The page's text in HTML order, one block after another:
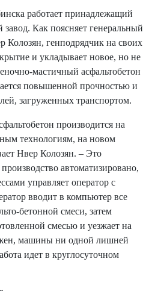
работает принадлежащий
Как поясняет генеральный
генподрядчик на своих
и укладывает новое, но не
мастичный асфальтобетон
повышенной прочностью и
загруженных транспортом.
производится на
технологиям, на новом
Нвер Колозян. – Это
автоматизировано,
управляет оператор с
вводит в компьютер все
бетонной смеси, затем
смесью и уезжает на
машины ни одной лишней
идет в круглосуточном